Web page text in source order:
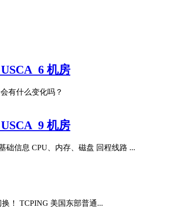
机房
有什么变化吗？
机房
础信息 CPU、内存、磁盘 回程线路 ...
！ TCPING 美国东部普通...